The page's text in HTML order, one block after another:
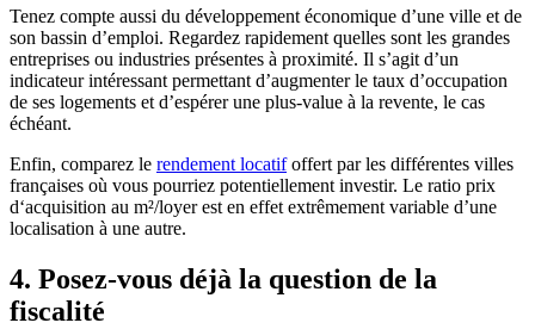
Tenez compte aussi du développement économique d’une ville et de
son bassin d’emploi. Regardez rapidement quelles sont les grandes
entreprises ou industries présentes à proximité. Il s’agit d’un
indicateur intéressant permettant d’augmenter le taux d’occupation
de ses logements et d’espérer une plus-value à la revente, le cas
échéant.
Enfin, comparez le rendement locatifoffert par les différentes villes
françaises où vous pourriez potentiellement investir. Le ratio prix
d‘acquisition au m²/loyer est en effet extrêmement variable d’une
localisation à une autre.
4. Posez-vous déjà la question de la
fiscalité